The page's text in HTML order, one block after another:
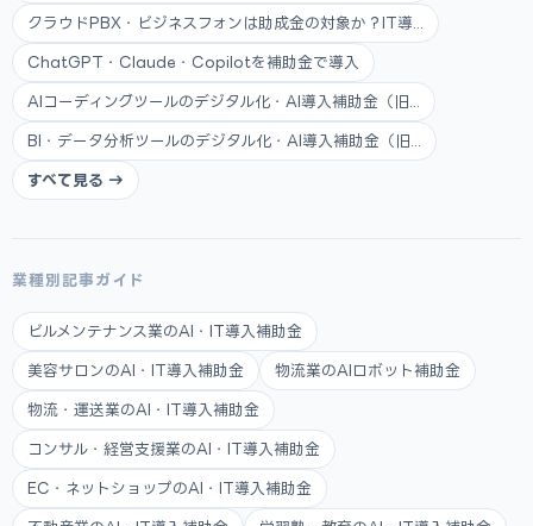
クラウドPBX・ビジネスフォンは助成金の対象か？IT導...
ChatGPT・Claude・Copilotを補助金で導入
AIコーディングツールのデジタル化・AI導入補助金（旧...
BI・データ分析ツールのデジタル化・AI導入補助金（旧...
すべて見る →
業種別記事ガイド
ビルメンテナンス業のAI・IT導入補助金
美容サロンのAI・IT導入補助金 物流業のAIロボット補助金
物流・運送業のAI・IT導入補助金
コンサル・経営支援業のAI・IT導入補助金
EC・ネットショップのAI・IT導入補助金